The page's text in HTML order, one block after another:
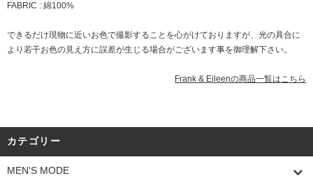
FABRIC : 綿100%
できるだけ現物に近いお色で撮影することを心がけておりますが、光の具合に
より若干お色の見え方に誤差が生じる場合がございます事を御理解下さい。
Frank & Eileenの商品一覧はこちら
カテゴリー
MEN'S MODE